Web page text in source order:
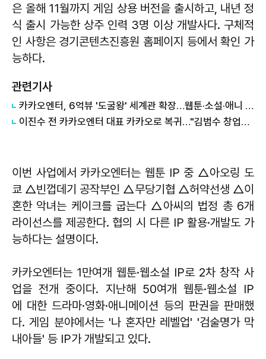
은 올해 11월까지 게임 상용 버전을 출시하고, 내년 정
식 출시 가능한 상주 인력 3명 이상 개발사다. 구체적
인 사항은 경기콘텐츠진흥원 홈페이지 등에서 확인 가
능하다.
관련기사
카카오엔터, 6억뷰 '도굴왕' 세계관 확장…웹툰·소설·애니 순차 공개
이진수 전 카카오엔터 대표 카카오로 복귀…"김범수 창업자 도와 미래 구상"
이번 사업에서 카카오엔터는 웹툰 IP 중 △아오링 도
쿄 △빈껍데기 공작부인 △무당기협 △허약선생 △이
혼한 악녀는 케이크를 굽는다 △아씨의 법정 총 6개
라이선스를 제공한다. 협의 시 다른 IP 활용·개발도 가
능하다는 설명이다.
카카오엔터는 1만여개 웹툰·웹소설 IP로 2차 창작 사
업을 전개 중이다. 지난해 50여개 웹툰·웹소설 IP
에 대한 드라마·영화·애니메이션 등의 판권을 판매했
다. 게임 분야에서는 '나 혼자만 레벨업' '검술명가 막
내아들' 등 IP가 개발되고 있다.